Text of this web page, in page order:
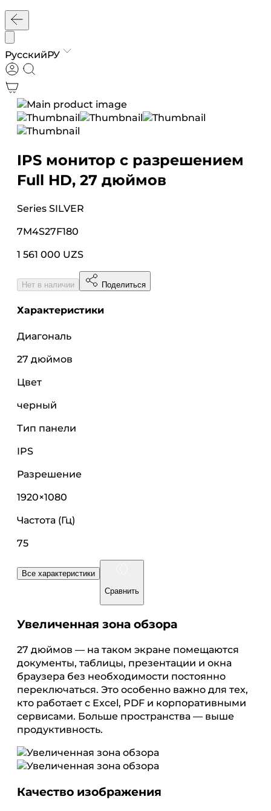
РусскийРУ
IPS монитор с разрешением
Full HD, 27 дюймов
Series SILVER
7M4S27F180
1 561 000 UZS
Нет в наличии Поделиться
Характеристики
Диагональ
27 дюймов
Цвет
черный
Тип панели
IPS
Разрешение
1920×1080
Частота (Гц)
75
Все характеристики
Сравнить
Увеличенная зона обзора
27 дюймов — на таком экране помещаются
документы, таблицы, презентации и окна
браузера без необходимости постоянно
переключаться. Это особенно важно для тех,
кто работает с Excel, PDF и корпоративными
сервисами. Больше пространства — выше
продуктивность.
Качество изображения